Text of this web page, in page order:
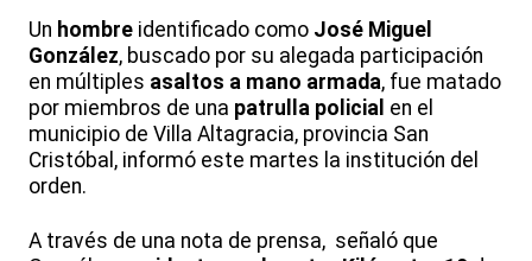
Un hombre identificado como José Miguel
González, buscado por su alegada participación
en múltiples asaltos a mano armada, fue matado
por miembros de una patrulla policial en el
municipio de Villa Altagracia, provincia San
Cristóbal, informó este martes la institución del
orden.
A través de una nota de prensa, señaló que